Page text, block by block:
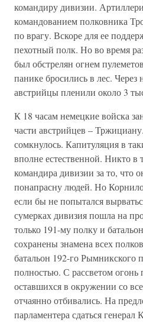
командиру дивизии.
командованием полковника
по врагу. Вскоре для ее
пехотный полк. Но во время
был обстрелян огнем
панике бросились в лес. Через
австрийцы пленили около 3
К 18 часам немецкие войска
части австрийцев –
сомкнулось. Капитуляция в
вполне естественной. Никто в
командира дивизии за то, что
понапрасну людей. Но
если бы не попытался
сумерках дивизия пошла на
только 191-му полку и
сохранены знамена всех
батальон 192-го Рымникского
полностью. С рассветом
оставшихся в окружении со
отчаянно отбивались. На
парламентера сдаться